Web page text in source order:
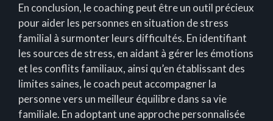
En conclusion, le coaching peut être un outil précieux
pour aider les personnes en situation de stress
familial à surmonter leurs difficultés. En identifiant
les sources de stress, en aidant à gérer les émotions
et les conflits familiaux, ainsi qu’en établissant des
limites saines, le coach peut accompagner la
personne vers un meilleur équilibre dans sa vie
familiale. En adoptant une approche personnalisée